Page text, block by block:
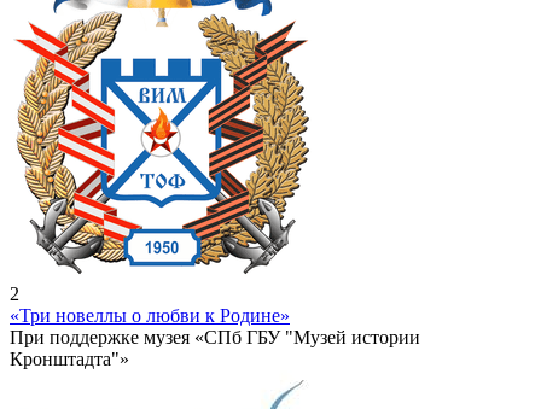
2
«Три новеллы о любви к Родине»
При поддержке музея «СПб ГБУ "Музей истории
Кронштадта"»